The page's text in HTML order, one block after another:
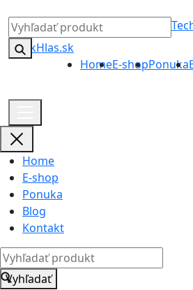
HomeE-shopPonuka
Home
E-shop
Ponuka
Blog
Kontakt
Vyhľadať